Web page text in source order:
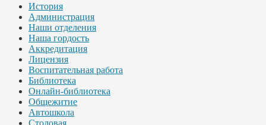
История
Администрация
Наши отделения
Наша гордость
Аккредитация
Лицензия
Воспитательная работа
Библиотека
Онлайн-библиотека
Общежитие
Автошкола
Столовая